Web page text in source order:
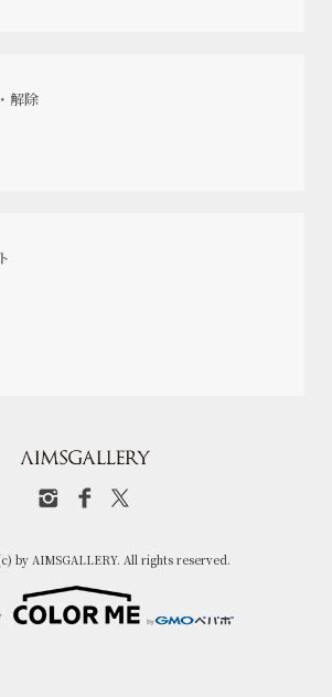
解除
by AIMSGALLERY. All rights reserved.